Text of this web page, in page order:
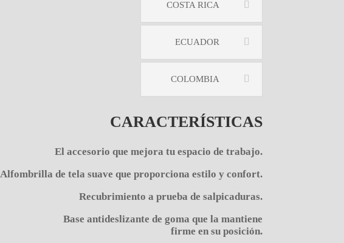
COSTA RICA
ECUADOR
COLOMBIA
CARACTERÍSTICAS
El accesorio que mejora tu espacio de trabajo.
Alfombrilla de tela suave que proporciona estilo y confort.
Recubrimiento a prueba de salpicaduras.
Base antideslizante de goma que la mantiene
firme en su posición.